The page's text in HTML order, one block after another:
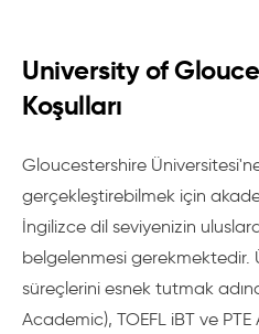
University of
Koşulları
Gloucestershire
gerçekleştirebilmek için
İngilizce dil seviyenizin
belgelenmesi gerekmektedir.
süreçlerini esnek tutmak
Academic), TOEFL iBT ve PTE